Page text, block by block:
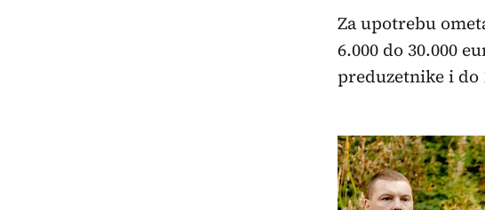
Za upotrebu
6.000 do 30.000
preduzetnike i do